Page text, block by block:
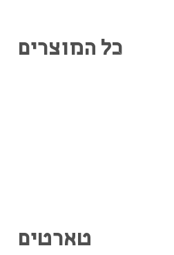
כל המוצרים
טארטים